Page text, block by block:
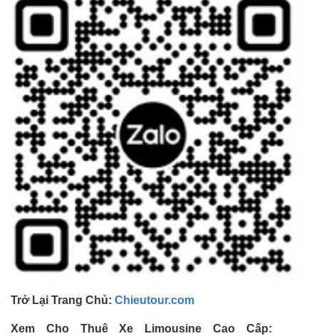
Trở Lại Trang Chủ: Chieutour.com
Xem Cho Thuê Xe Limousine Cao Cấp: